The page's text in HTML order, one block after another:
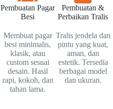
Pembuatan Pagar
Besi
Membuat pagar
besi minimalis,
klasik, atau
custom sesuai
desain. Hasil
rapi, kokoh, dan
tahan lama.
Pembuatan &
Perbaikan Tralis
Tralis jendela dan
pintu yang kuat,
aman, dan
estetik. Tersedia
berbagai model
dan ukuran.